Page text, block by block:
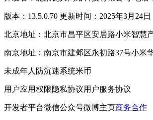
版本：13.5.0.70 更新时间：2025年3月24日
北京地址：北京市昌平区安居路小米智慧
南京地址：南京市建邺区永初路37号小米
未成年人防沉迷系统米币
用户应用权限隐私协议用户服务协议
开发者平台微信公众号微博主页商务合作